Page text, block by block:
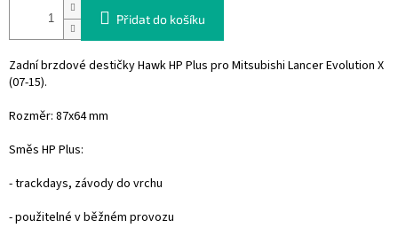
Přidat do košíku
Zadní brzdové destičky Hawk HP Plus pro Mitsubishi Lancer Evolution X
(07-15).
Rozměr: 87x64 mm
Směs HP Plus:
- trackdays, závody do vrchu
- použitelné v běžném provozu